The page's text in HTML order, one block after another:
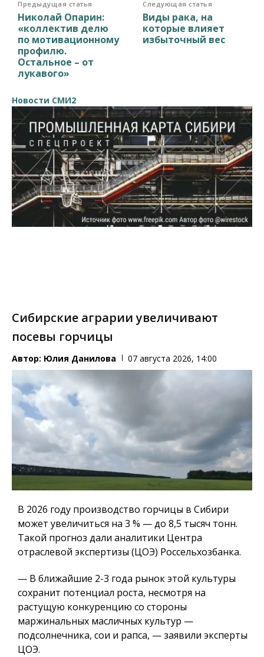
Предыдущая статья
Николай Опарин:
«коллектив делю
по мотивационному
профилю.
Остальное – от
лукавого»
Следующая статья
Виды рака, на
которые влияет
избыточный вес
Новости СМИ2
Сибирские аграрии увеличивают
посевы горчицы
Автор: Юлия Данилова 07 августа 2026, 14:00
В 2026 году производство горчицы в Сибири
может увеличиться на 3 % — до 8,5 тысяч тонн.
Такой прогноз дали аналитики Центра
отраслевой экспертизы (ЦОЭ) Россельхозбанка.
— В ближайшие 2-3 года рынок этой культуры
сохранит потенциал роста, несмотря на
растущую конкуренцию со стороны
маржинальных масличных культур —
подсолнечника, сои и рапса, — заявили эксперты
ЦОЭ.